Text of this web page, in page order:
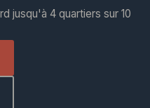
jusqu'à 4 quartiers sur 10